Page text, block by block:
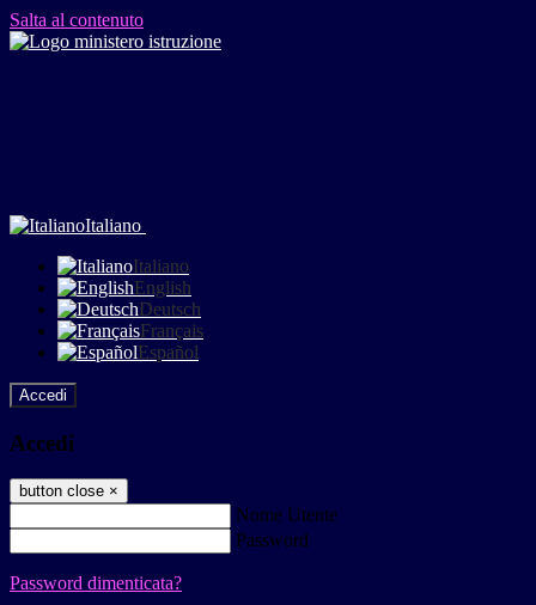
Salta al contenuto
Italiano
Italiano
English
Deutsch
Français
Español
Accedi
Accedi
button close ×
Nome Utente
Password
Password dimenticata?